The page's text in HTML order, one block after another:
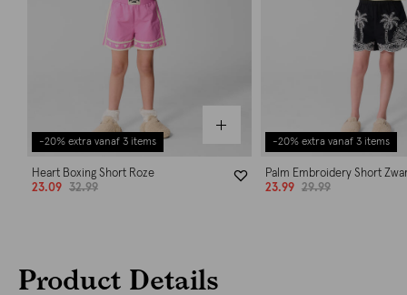
-20% extra vanaf 3 items
Heart Boxing Short Roze
23.09
32.99
-20% extra vanaf 3 items
Palm Embroidery Short
23.99
29.99
Product Details